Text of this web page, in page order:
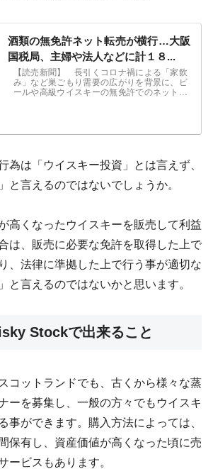
酒類の無免許ネット転売が横行…大阪
国税局、主婦や法人などに計１８...
【読売新聞】 長引くコロナ禍による「家飲
み」など巣ごもり需要の広がりを背景に、ビ
ールや高級ウイスキーの無免許でのネット転
為は「ウイスキー投資」とは言えず、
と言えるのではないでしょうか。
高くなったウイスキーを販売して利益
は、販売に必要な免許を取得した上で
、法律に準拠した上で行う事が適切な
と言えるのではないかと思います。
Stockで出来ること
コットランドでも、古くから様々な蒸
ーを募集し、一般の方々でもウイスキ
事ができます。購入方法によっては、
保有し、資産価値が高くなった頃に売
ービスもあります。